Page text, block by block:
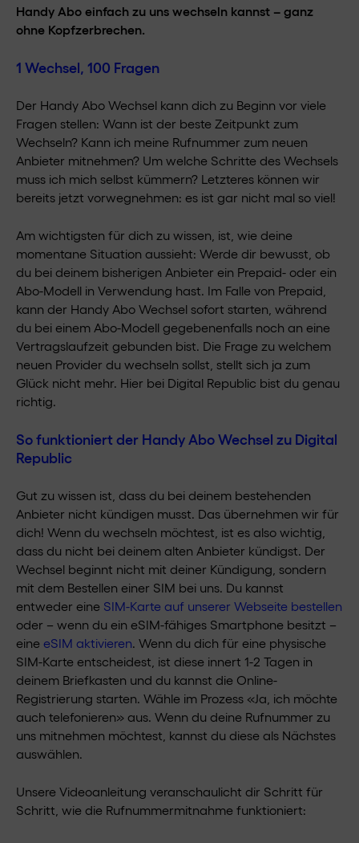
Handy Abo einfach zu uns wechseln kannst – ganz
ohne Kopfzerbrechen.
1 Wechsel, 100 Fragen
Der Handy Abo Wechsel kann dich zu Beginn vor viele
Fragen stellen: Wann ist der beste Zeitpunkt zum
Wechseln? Kann ich meine Rufnummer zum neuen
Anbieter mitnehmen? Um welche Schritte des Wechsels
muss ich mich selbst kümmern? Letzteres können wir
bereits jetzt vorwegnehmen: es ist gar nicht mal so viel!
Am wichtigsten für dich zu wissen, ist, wie deine
momentane Situation aussieht: Werde dir bewusst, ob
du bei deinem bisherigen Anbieter ein Prepaid- oder ein
Abo-Modell in Verwendung hast. Im Falle von Prepaid,
kann der Handy Abo Wechsel sofort starten, während
du bei einem Abo-Modell gegebenenfalls noch an eine
Vertragslaufzeit gebunden bist. Die Frage zu welchem
neuen Provider du wechseln sollst, stellt sich ja zum
Glück nicht mehr. Hier bei Digital Republic bist du genau
richtig.
So funktioniert der Handy Abo Wechsel zu Digital
Republic
Gut zu wissen ist, dass du bei deinem bestehenden
Anbieter nicht kündigen musst. Das übernehmen wir für
dich! Wenn du wechseln möchtest, ist es also wichtig,
dass du nicht bei deinem alten Anbieter kündigst. Der
Wechsel beginnt nicht mit deiner Kündigung, sondern
mit dem Bestellen einer SIM bei uns. Du kannst
entweder eine SIM-Karte auf unserer Webseite bestellen
oder – wenn du ein eSIM-fähiges Smartphone besitzt –
eine eSIM aktivieren. Wenn du dich für eine physische
SIM-Karte entscheidest, ist diese innert 1-2 Tagen in
deinem Briefkasten und du kannst die Online-
Registrierung starten. Wähle im Prozess «Ja, ich möchte
auch telefonieren» aus. Wenn du deine Rufnummer zu
uns mitnehmen möchtest, kannst du diese als Nächstes
auswählen.
Unsere Videoanleitung veranschaulicht dir Schritt für
Schritt, wie die Rufnummermitnahme funktioniert: